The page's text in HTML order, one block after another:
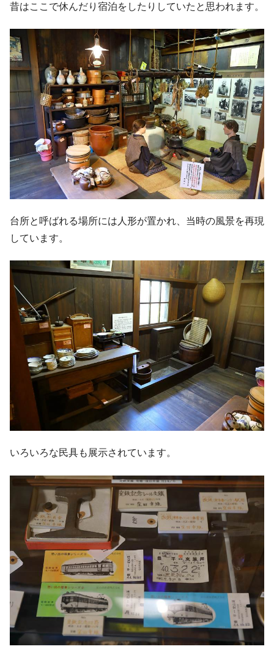
昔はここで休んだり宿泊をしたりしていたと思われます。
台所と呼ばれる場所には人形が置かれ、当時の風景を再現
しています。
いろいろな民具も展示されています。